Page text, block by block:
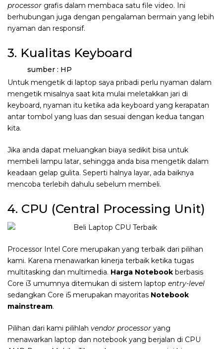
processor grafis dalam membaca satu file video. Ini
berhubungan juga dengan pengalaman bermain yang lebih
nyaman dan responsif.
3. Kualitas Keyboard
sumber : HP
Untuk mengetik di laptop saya pribadi perlu nyaman dalam
mengetik misalnya saat kita mulai meletakkan jari di
keyboard, nyaman itu ketika ada keyboard yang kerapatan
antar tombol yang luas dan sesuai dengan kedua tangan
kita.
Jika anda dapat meluangkan biaya sedikit bisa untuk
membeli lampu latar, sehingga anda bisa mengetik dalam
keadaan gelap gulita. Seperti halnya layar, ada baiknya
mencoba terlebih dahulu sebelum membeli.
4. CPU (Central Processing Unit)
Processor Intel Core merupakan yang terbaik dari pilihan
kami. Karena menawarkan kinerja terbaik ketika tugas
multitasking dan multimedia. Harga Notebook berbasis
Core i3 umumnya ditemukan di sistem laptop entry-level
sedangkan Core i5 merupakan mayoritas Notebook
mainstream.
Pilihan dari kami pilihlah vendor processor yang
menawarkan laptop dan notebook yang berjalan di CPU